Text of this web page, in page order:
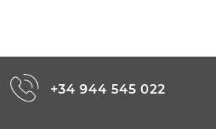
+34 944 545 022